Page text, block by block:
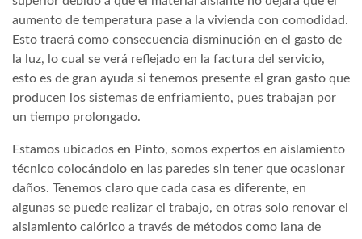
aumento de temperatura pase a la vivienda con comodidad.
Esto traerá como consecuencia disminución en el gasto de
la luz, lo cual se verá reflejado en la factura del servicio,
esto es de gran ayuda si tenemos presente el gran gasto que
producen los sistemas de enfriamiento, pues trabajan por
un tiempo prolongado.
Estamos ubicados en Pinto, somos expertos en aislamiento
técnico colocándolo en las paredes sin tener que ocasionar
daños. Tenemos claro que cada casa es diferente, en
algunas se puede realizar el trabajo, en otras solo renovar el
aislamiento calórico a través de métodos como lana de